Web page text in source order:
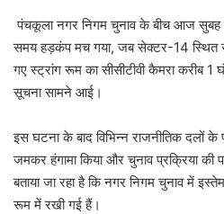
पंचकूला नगर निगम चुनाव के बीच आज सुबह
समय हड़कंप मच गया, जब सेक्टर-14 स्थित
गए स्ट्रांग रूम का सीसीटीवी कैमरा करीब
सूचना सामने आई।
इस घटना के बाद विभिन्न राजनीतिक दलों के
जमकर हंगामा किया और चुनाव प्रक्रिया की
बताया जा रहा है कि नगर निगम चुनाव में
रूम में रखी गई हैं।